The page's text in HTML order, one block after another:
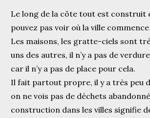
Le long de la côte tout est construit
pouvez pas voir où la ville
Les maisons, les gratte-ciels sont
uns des autres, il n’y a pas de
car il n’y a pas de place pour cela.
Il fait partout propre, il y a très peu
on ne vois pas de déchets
construction dans les villes signifie